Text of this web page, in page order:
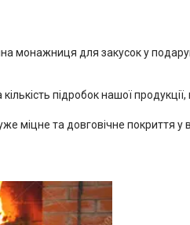
монажниця для закусок у
підробок нашої
міцне та довговічне покриття у